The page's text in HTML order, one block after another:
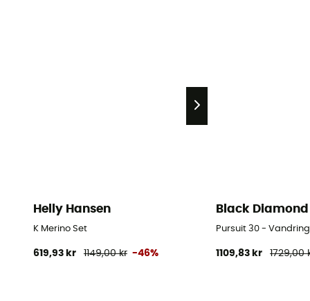
Helly Hansen
K Merino Set
619,93 kr 1149,00 kr -46%
Black Diamond
Pursuit 30 -
1109,83 kr 1729,00